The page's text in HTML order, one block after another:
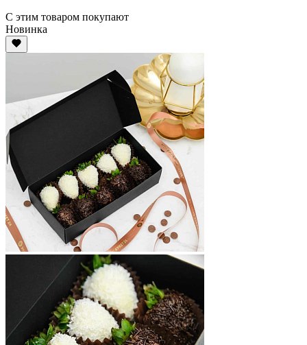
С этим товаром покупают
Новинка